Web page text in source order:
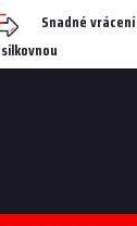
Snadné vrácení